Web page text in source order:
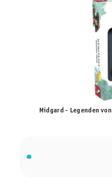
Midgard - Legenden